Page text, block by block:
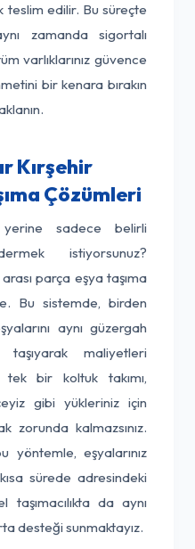
teslim edilir. Bu süreçte
zamanda sigortalı
varlıklarınız güvence
bir kenara bırakın
Kırşehir
Çözümleri
sadece belirli
istiyorsunuz?
parça eşya taşıma
Bu sistemde, birden
aynı güzergah
taşıyarak maliyetleri
tek bir koltuk takımı,
gibi yükleriniz için
zorunda kalmazsınız.
yöntemle, eşyalarınız
sürede adresindeki
taşımacılıkta da aynı
desteği sunmaktayız.